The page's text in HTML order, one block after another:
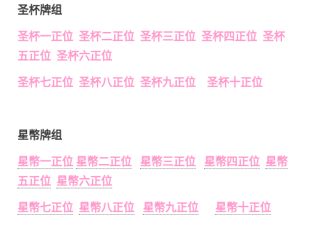
圣杯牌组
圣杯一正位 圣杯二正位 圣杯三正位 圣杯四正位 圣杯
五正位 圣杯六正位
圣杯七正位 圣杯八正位 圣杯九正位 圣杯十正位
星幣牌组
星幣一正位 星幣二正位 星幣三正位 星幣四正位 星幣
五正位 星幣六正位
星幣七正位 星幣八正位 星幣九正位 星幣十正位